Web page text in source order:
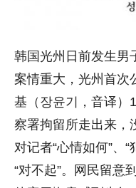
韩国光州日前发生男
案情重大，光州首次
基（장윤기，音译）
察署拘留所走出来，
对记者“心情如何”、
“对不起”。网民留意